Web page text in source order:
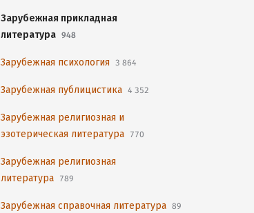
Зарубежная прикладная
литература 948
Зарубежная психология 3 864
Зарубежная публицистика 4 352
Зарубежная религиозная и
эзотерическая литература
770
Зарубежная религиозная
литература
789
Зарубежная справочная литература 89